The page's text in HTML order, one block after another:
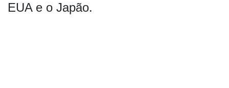
EUA e o Japão.